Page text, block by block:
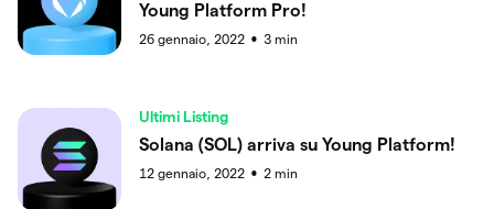
Young Platform Pro!
26 gennaio, 2022 ● 3 min
Ultimi Listing
Solana (SOL) arriva su Young Platform!
12 gennaio, 2022 ● 2 min